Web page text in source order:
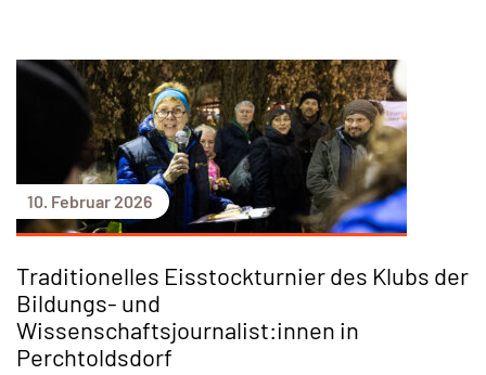
10. Februar 2026
Traditionelles Eisstockturnier des Klubs der
Bildungs- und
Wissenschaftsjournalist:innen in
Perchtoldsdorf